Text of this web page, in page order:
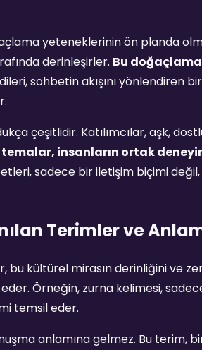
yeteneklerinin ön planda
derinleşirler. Bu
sohbetin akışını yönlendiren
çeşitlidir. Katılımcılar, aşk,
temalar, insanların ortak
sadece bir iletişim biçimi
Terimler ve
kültürel mirasın derinliğini ve
Örneğin, zurna kelimesi,
temsil eder.
anlamına gelmez. Bu terim,